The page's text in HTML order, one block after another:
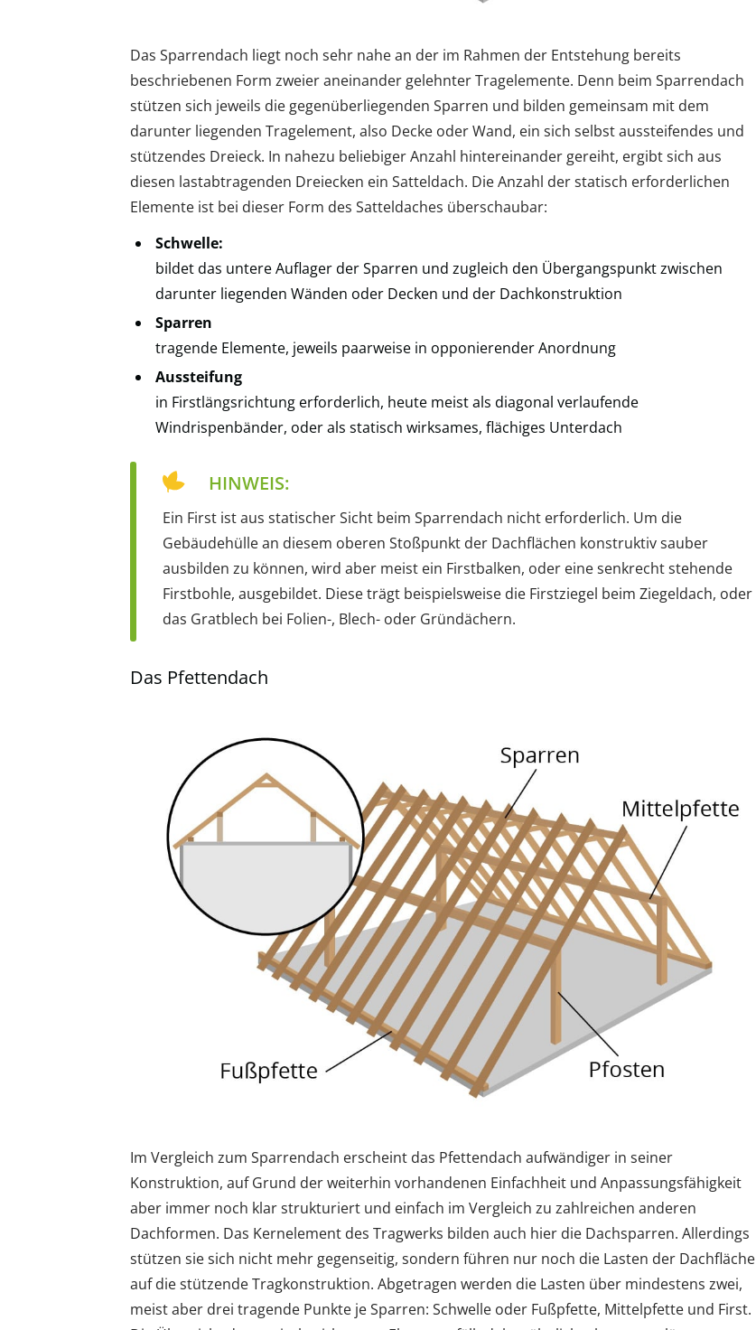
Das Sparrendach liegt noch sehr nahe an der im Rahmen der Entstehung bereits
beschriebenen Form zweier aneinander gelehnter Tragelemente. Denn beim Sparrendach
stützen sich jeweils die gegenüberliegenden Sparren und bilden gemeinsam mit dem
darunter liegenden Tragelement, also Decke oder Wand, ein sich selbst aussteifendes und
stützendes Dreieck. In nahezu beliebiger Anzahl hintereinander gereiht, ergibt sich aus
diesen lastabtragenden Dreiecken ein Satteldach. Die Anzahl der statisch erforderlichen
Elemente ist bei dieser Form des Satteldaches überschaubar:
Schwelle:
bildet das untere Auflager der Sparren und zugleich den Übergangspunkt zwischen
darunter liegenden Wänden oder Decken und der Dachkonstruktion
Sparren
tragende Elemente, jeweils paarweise in opponierender Anordnung
Aussteifung
in Firstlängsrichtung erforderlich, heute meist als diagonal verlaufende
Windrispenbänder, oder als statisch wirksames, flächiges Unterdach
HINWEIS:
Ein First ist aus statischer Sicht beim Sparrendach nicht erforderlich. Um die
Gebäudehülle an diesem oberen Stoßpunkt der Dachflächen konstruktiv sauber
ausbilden zu können, wird aber meist ein Firstbalken, oder eine senkrecht stehende
Firstbohle, ausgebildet. Diese trägt beispielsweise die Firstziegel beim Ziegeldach, oder
das Gratblech bei Folien-, Blech- oder Gründächern.
Das Pfettendach
Im Vergleich zum Sparrendach erscheint das Pfettendach aufwändiger in seiner
Konstruktion, auf Grund der weiterhin vorhandenen Einfachheit und Anpassungsfähigkeit
aber immer noch klar strukturiert und einfach im Vergleich zu zahlreichen anderen
Dachformen. Das Kernelement des Tragwerks bilden auch hier die Dachsparren. Allerdings
stützen sie sich nicht mehr gegenseitig, sondern führen nur noch die Lasten der Dachfläche
auf die stützende Tragkonstruktion. Abgetragen werden die Lasten über mindestens zwei,
meist aber drei tragende Punkte je Sparren: Schwelle oder Fußpfette, Mittelpfette und First.